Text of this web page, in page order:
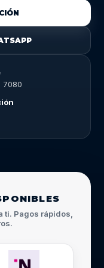
7080
ti. Pagos rápidos,